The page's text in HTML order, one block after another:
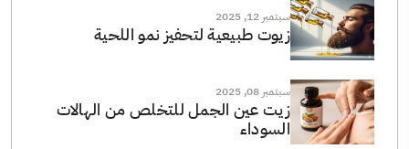
سبتمبر 12, 2025
زيوت طبيعية لتحفيز نمو اللحية
سبتمبر 08, 2025
زيت عين الجمل للتخلص من الهالات
السوداء